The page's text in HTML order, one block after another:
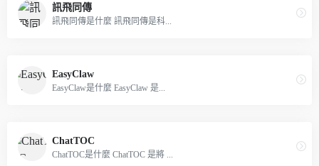
訊飛同傳
訊飛同傳是什麼 訊飛同傳是科...
EasyClaw
EasyClaw是什麼 EasyClaw 是...
ChatTOC
ChatTOC是什麼 ChatTOC 是將 ...